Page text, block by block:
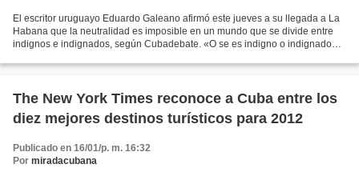
El escritor uruguayo Eduardo Galeano afirmó este jueves a su llegada a La
Habana que la neutralidad es imposible en un mundo que se divide entre
indignos e indignados, según Cubadebate. «O se es indigno o indignado»,
The New York Times reconoce a Cuba entre los
diez mejores destinos turísticos para 2012
Publicado en 16/01/p. m. 16:32
Por miradacubana